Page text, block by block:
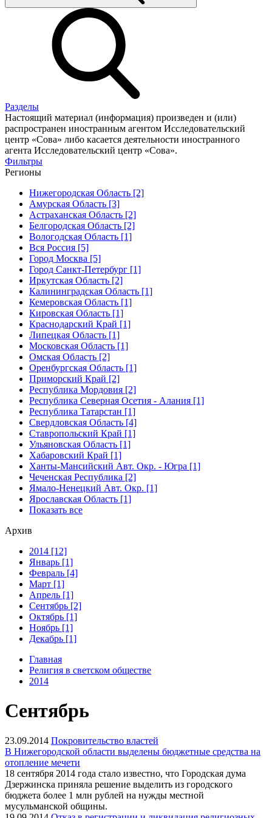
Разделы
Настоящий материал (информация) произведен и (или)
распространен иностранным агентом Исследовательский
центр «Сова» либо касается деятельности иностранного
агента Исследовательский центр «Сова».
Фильтры
Регионы
Нижегородская Область [2]
Амурская Область [3]
Астраханская Область [2]
Белгородская Область [2]
Вологодская Область [1]
Вся Россия [5]
Город Москва [5]
Город Санкт-Петербург [1]
Иркутская Область [2]
Калининградская Область [1]
Кемеровская Область [1]
Кировская Область [1]
Краснодарский Край [1]
Липецкая Область [1]
Московская Область [1]
Омская Область [2]
Оренбургская Область [1]
Приморский Край [2]
Республика Мордовия [2]
Республика Северная Осетия - Алания [1]
Республика Татарстан [1]
Свердловская Область [4]
Ставропольский Край [1]
Ульяновская Область [1]
Хабаровский Край [1]
Ханты-Мансийский Авт. Окр. - Югра [1]
Чеченская Республика [2]
Ямало-Ненецкий Авт. Окр. [1]
Ярославская Область [1]
Показать все
Архив
2014 [12]
Январь [1]
Февраль [4]
Март [1]
Апрель [1]
Сентябрь [2]
Октябрь [1]
Ноябрь [1]
Декабрь [1]
Главная
Религия в светском обществе
2014
Сентябрь
23.09.2014 Покровительство властей
В Нижегородской области выделены бюджетные средства на
отопление мечети
18 сентября 2014 года стало известно, что Городская дума
Дзержинска приняла решение выделить из городского
бюджета более 1 млн рублей на нужды местной
мусульманской общины.